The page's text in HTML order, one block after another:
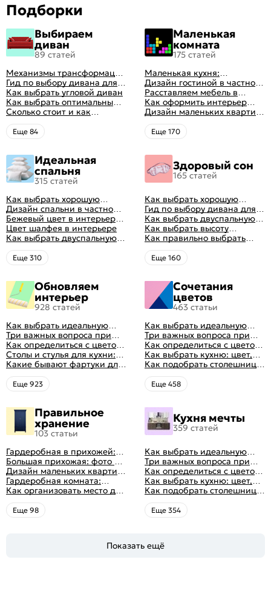
Подборки
Выбираем
диван
89 статей
Механизмы трансформации
диванов: все виды,
особенности, плюсы и
минусы
Гид по выбору дивана для
сна
Как выбрать угловой диван
Как выбрать оптимальный
цвет стен в гостиной: 50
фото и идей оформления
Сколько стоит и как
перетянуть диван
Eще 84
Маленькая
комната
175 статей
Маленькая кухня:
планировка, стили, цвет и
рисунок, реальные фото
Дизайн гостиной в частном
доме: 50 вариантов с фото
Расставляем мебель в
гостиной: главные правила
рациональной планировки
Как оформить интерьер
однокомнатной квартиры:
47 классных идей с фото
Дизайн маленьких квартир:
10 идей для дизайна
интерьера с фото
Eще 170
Идеальная
спальня
315 статей
Как выбрать хорошую
кровать для сна
Дизайн спальни в частном
доме: множество идей
оформления идеальных
интерьеров
Бежевый цвет в интерьере
спальни 2024, 40 красивых
интерьеров с фото
Цвет шалфея в интерьере
Как выбрать двуспальную
кровать и матрас
правильно: советы и фото в
интерьере
Eще 310
Здоровый сон
165 статей
Как выбрать хорошую
кровать для сна
Гид по выбору дивана для
сна
Как выбрать двуспальную
кровать и матрас
правильно: советы и фото в
интерьере
Как выбрать высоту
матраса
Как правильно выбрать
ортопедический матрас
Eще 160
Обновляем
интерьер
928 статей
Как выбрать идеальную
планировку для кухни
Три важных вопроса при
выборе кухни: готовка,
посуда, комфорт
Как определиться с цветом
кухни: светлые, темные,
яркие
Столы и стулья для кухни:
советы по выбору
Какие бывают фартуки для
кухни: как правильно
выбрать
Eще 923
Сочетания
цветов
463 статьи
Как выбрать идеальную
планировку для кухни
Три важных вопроса при
выборе кухни: готовка,
посуда, комфорт
Как определиться с цветом
кухни: светлые, темные,
яркие
Как выбрать кухню: цвет,
планировка, аксессуары
Как подобрать столешницу
для кухни по цвету
Eще 458
Правильное
хранение
103 статьи
Гардеробная в прихожей:
виды, фото в интерьере,
идеи дизайна
Большая прихожая: фото с
функциональным
распределением дизайна
Дизайн маленьких квартир:
10 идей для дизайна
интерьера с фото
Гардеробная комната:
дизайн, планировка, советы
по обустройству,
распространенные ошибки
Как организовать место для
хранения на балконе
Eще 98
Кухня мечты
359 статей
Как выбрать идеальную
планировку для кухни
Три важных вопроса при
выборе кухни: готовка,
посуда, комфорт
Как определиться с цветом
кухни: светлые, темные,
яркие
Как выбрать кухню: цвет,
планировка, аксессуары
Как подобрать столешницу
для кухни по цвету
Eще 354
Показать ещё